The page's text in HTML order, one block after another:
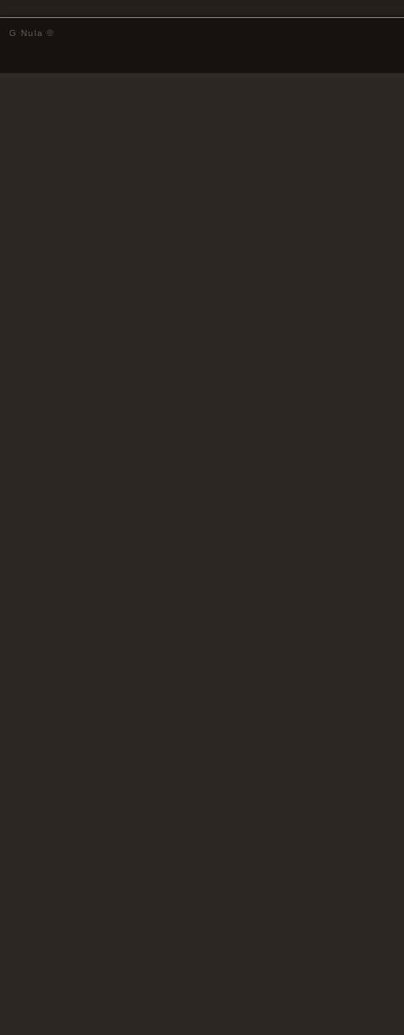
G Nula ©